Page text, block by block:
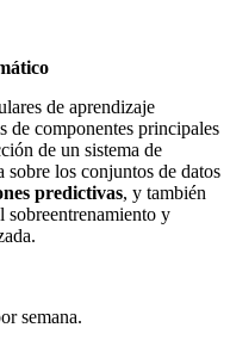
de aprendizaje
de componentes principales
de un sistema de
sobre los conjuntos de datos
predictivas, y también
sobreentrenamiento y
semana.